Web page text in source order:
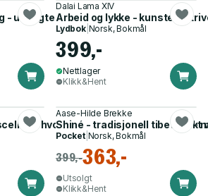
- utvalgte essays
Dalai Lama XIV
Arbeid og lykke - kunsten å
Lydbok| Norsk, Bokmål
399,-
Nettlager
Klikk&Hent
- hvordan én mann fant lys der det
Aase-Hilde Brekke
Shiné - tradisjonell tibetansk
Pocket| Norsk, Bokmål
399,-363,-
Utsolgt
Klikk&Hent